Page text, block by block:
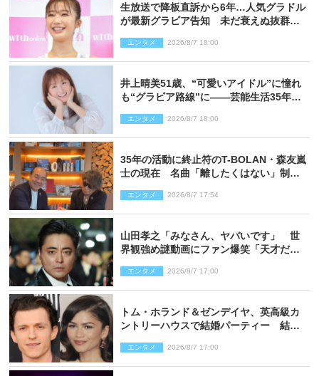
生放送で降板直訴から6年…人気グラドル
が最新グラビア告知 未だ衰えぬ抜群ス
エンタメ 2026/8/7 18:00
井上晴美51歳、“可愛いアイドル”に憧れ
も“グラビア路線”に――芸能生活35年を
エンタメ 2026/8/7 18:00
35年の活動に終止符のT-BOLAN・森友嵐
士の現在 名曲「離したくはない」制作
エンタメ 2026/8/7 17:54
山田孝之「みなさん、ヤバいです」 世
界観強め謎動画にファン爆笑「天才だ
エンタメ 2026/8/7 17:00
トム・ホランド＆ゼンデイヤ、英高級カ
ントリーハウスで結婚パーティー 結婚
エンタメ 2026/8/7 17:00